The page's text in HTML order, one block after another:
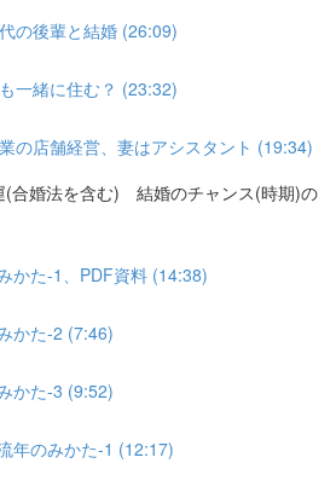
の後輩と結婚 (26:09)
一緒に住む？ (23:32)
の店舗経営、妻はアシスタント (19:34)
(合婚法を含む) 結婚のチャンス(時期)の
かた-1、PDF資料 (14:38)
かた-2 (7:46)
かた-3 (9:52)
年のみかた-1 (12:17)